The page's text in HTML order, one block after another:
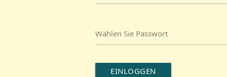
Wählen Sie Passwort
EINLOGGEN